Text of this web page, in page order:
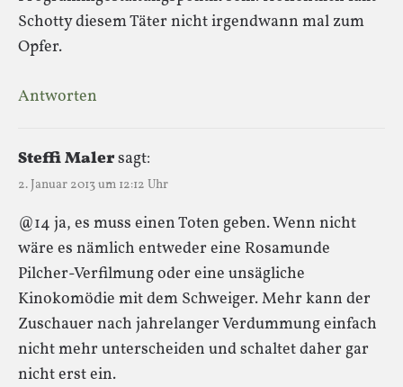
Schotty diesem Täter nicht irgendwann mal zum
Opfer.
Antworten
Steffi Malersagt:
2. Januar 2013 um 12:12 Uhr
@14 ja, es muss einen Toten geben. Wenn nicht
wäre es nämlich entweder eine Rosamunde
Pilcher-Verfilmung oder eine unsägliche
Kinokomödie mit dem Schweiger. Mehr kann der
Zuschauer nach jahrelanger Verdummung einfach
nicht mehr unterscheiden und schaltet daher gar
nicht erst ein.